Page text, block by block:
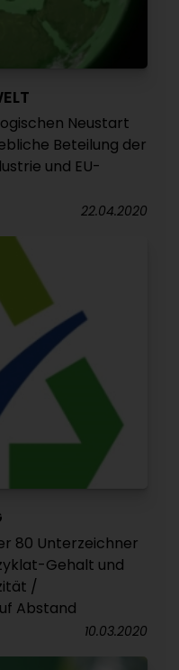
Neustart
Beteilung der
und EU-
22.04.2020
80 Unterzeichner
Gehalt und
/
Abstand
10.03.2020